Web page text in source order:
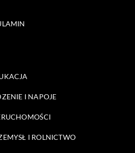
I NAPOJE
I ROLNICTWO